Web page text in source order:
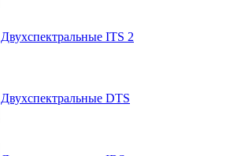
Двухспектральные ITS 2
Двухспектральные DTS